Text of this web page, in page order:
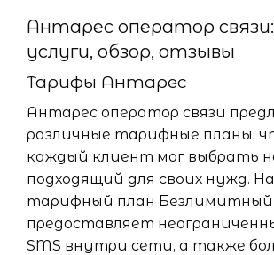
Антарес оператор
услуги, обзор, отзывы
Тарифы Антарес
Антарес оператор связи
различные тарифные планы,
каждый клиент мог выбрать
подходящий для своих нужд.
тарифный план Безлимитный
предоставляет
SMS внутри сети, а также